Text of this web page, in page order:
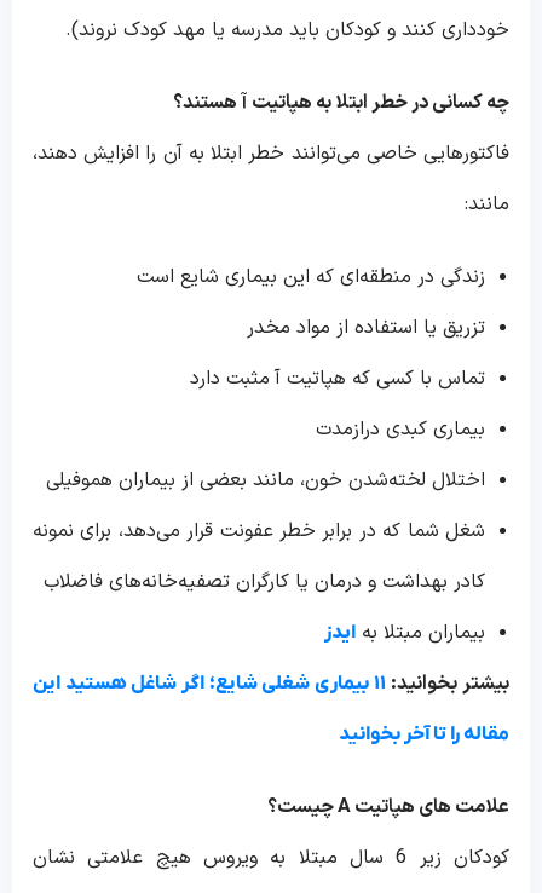
خودداری کنند و کودکان باید مدرسه یا مهد کودک نروند).
چه کسانی در خطر ابتلا به هپاتیت آ هستند؟
فاکتورهایی خاصی می‌توانند خطر ابتلا به آن را افزایش دهند،
مانند:
زندگی در منطقه‌ای که این بیماری شایع است
تزریق یا استفاده از مواد مخدر
تماس با کسی که هپاتیت آ مثبت دارد
بیماری کبدی درازمدت
اختلال لخته‌شدن خون، مانند بعضی از بیماران هموفیلی
شغل شما که در برابر خطر عفونت قرار می‌دهد، برای نمونه
کادر بهداشت و درمان یا کارگران تصفیه‌خانه‌های فاضلاب
بیماران مبتلا به ایدز
بیشتر بخوانید: ۱۱ بیماری شغلی شایع؛ اگر شاغل هستید این
مقاله را تا آخر بخوانید
علامت های هپاتیت
چیست؟
کودکان زیر 6 سال مبتلا به ویروس هیچ علامتی نشان